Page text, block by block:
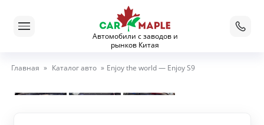
Автомобили с заводов и
рынков Китая
Главная » Каталог авто » Enjoy the world — Enjoy S9